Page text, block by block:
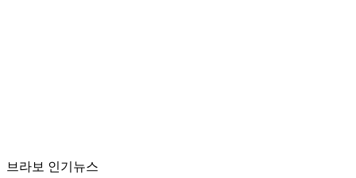
브라보 인기뉴스